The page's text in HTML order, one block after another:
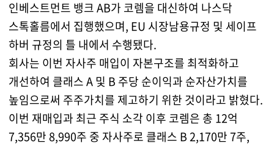
인베스트먼트 뱅크 AB가 코렘을 대신하여 나스닥
스톡홀름에서 집행했으며, EU 시장남용규정 및 세이프
하버 규정의 틀 내에서 수행됐다.
회사는 이번 자사주 매입이 자본구조를 최적화하고
개선하여 클래스 A 및 B 주당 순이익과 순자산가치를
높임으로써 주주가치를 제고하기 위한 것이라고 밝혔다.
이번 재매입과 최근 주식 소각 이후 코렘은 총 12억
7,356만 8,990주 중 자사주로 클래스 B 2,170만 7주,